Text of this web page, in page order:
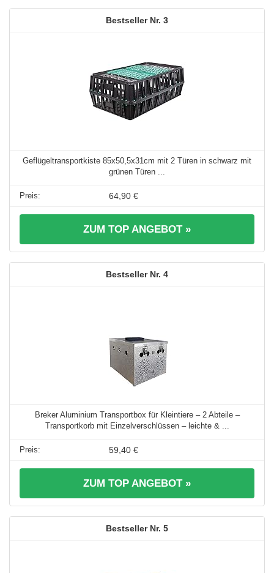
3
Geflügeltransportkiste 85x50,5x31cm mit 2 Türen in schwarz mit
grünen Türen ...
64,90 €
ZUM TOP ANGEBOT »
4
Breker Aluminium Transportbox für Kleintiere – 2 Abteile –
Transportkorb mit Einzelverschlüssen – leichte & ...
59,40 €
ZUM TOP ANGEBOT »
5